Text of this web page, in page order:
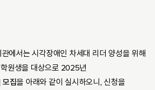
에서는 시각장애인 차세대 리더 양성을 위해
원생을 대상으로 2025년
모집을 아래와 같이 실시하오니, 신청을